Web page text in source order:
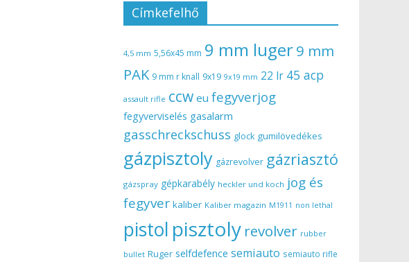
Címkefelhő
4,5 mm 5,56x45 mm 9 mm luger9 mm
PAK 9 mm r knall 9x19 9x19 mm 22 lr 45 acp
assault rifle ccw eu fegyverjog
fegyverviselés gasalarm
gasschreckschuss glock gumilövedékes
gázpisztoly gázrevolver gázriasztó
gázspray gépkarabély heckler und koch jog és
fegyver kaliber Kaliber magazin M1911 non lethal
pistol pisztoly revolver rubber
bullet Ruger selfdefence semiauto semiauto rifle